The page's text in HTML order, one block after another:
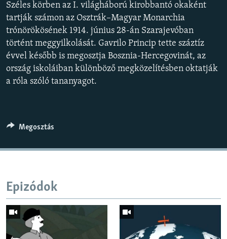
KÖVESSEN MINKET!
Valamennyi RFE/RL weboldal
240p
720p
360p
480p
1080p
Széles körben az I. világháború kirobbantó okaként
tartják számon az Osztrák–Magyar Monarchia
trónörökösének 1914. június 28-án Szarajevóban
történt meggyilkolását. Gavrilo Princip tette száztíz
évvel később is megosztja Bosznia-Hercegovinát, az
ország iskoláiban különböző megközelítésben oktatják
a róla szóló tananyagot.
Megosztás
Epizódok